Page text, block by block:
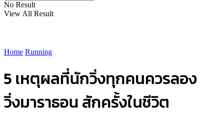
No Result
View All Result
Home Running
5 เหตุผลที่นักวิ่งทุกคนควรลอง
วิ่งมาราธอน สักครั้งในชีวิต